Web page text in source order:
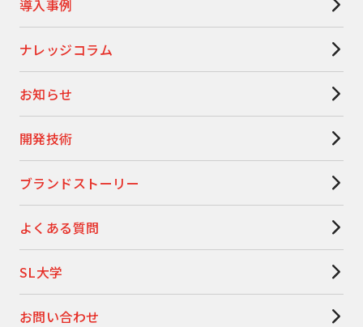
導入事例
ナレッジコラム
お知らせ
開発技術
ブランドストーリー
よくある質問
SL大学
お問い合わせ